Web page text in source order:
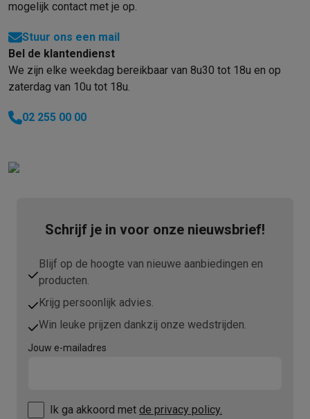
mogelijk contact met je op.
Stuur ons een mail
Bel de klantendienst
We zijn elke weekdag bereikbaar van 8u30 tot 18u en op
zaterdag van 10u tot 18u.
02 255 00 00
Schrijf je in voor onze nieuwsbrief!
Blijf op de hoogte van nieuwe aanbiedingen en
producten.
Krijg persoonlijk advies.
Win leuke prijzen dankzij onze wedstrijden.
Jouw e-mailadres
Ik ga akkoord met de privacy policy.